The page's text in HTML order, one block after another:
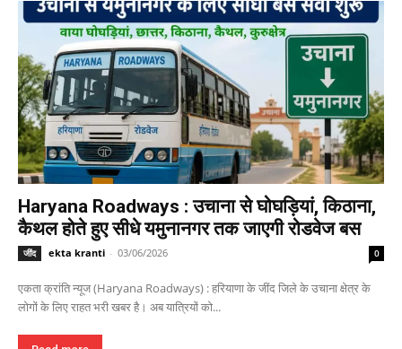
Haryana Roadways : उचाना से घोघड़ियां, किठाना,
कैथल होते हुए सीधे यमुनानगर तक जाएगी रोडवेज बस
जींद ekta kranti - 03/06/2026 0
एकता क्रांति न्यूज (Haryana Roadways) : हरियाणा के जींद जिले के उचाना क्षेत्र के
लोगों के लिए राहत भरी खबर है। अब यात्रियों को...